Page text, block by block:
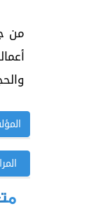
من